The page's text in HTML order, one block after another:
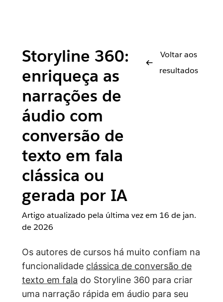
Storyline 360:
enriqueça as
narrações de
áudio com
conversão de
texto em fala
clássica ou
gerada por IA
Voltar aos
resultados
Artigo atualizado pela última vez em 16 de jan.
de 2026
Os autores de cursos há muito confiam na
funcionalidade clássica de conversão de
texto em fala do Storyline 360 para criar
uma narração rápida em áudio para seu